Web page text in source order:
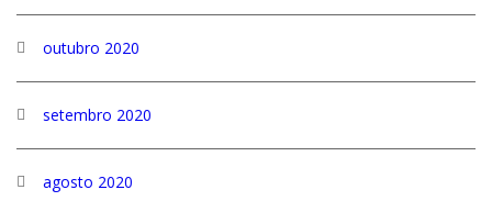
outubro 2020
setembro 2020
agosto 2020